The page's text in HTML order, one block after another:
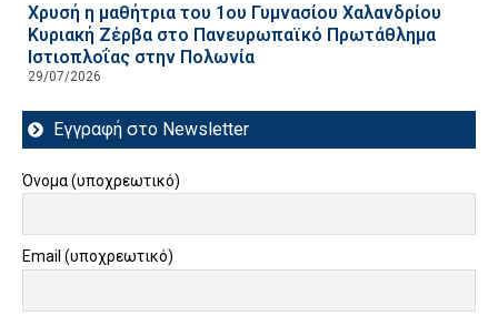
Χρυσή η μαθήτρια του 1ου Γυμνασίου Χαλανδρίου
Κυριακή Ζέρβα στο Πανευρωπαϊκό Πρωτάθλημα
Ιστιοπλοΐας στην Πολωνία
29/07/2026
Εγγραφή στο Newsletter
Όνομα (υποχρεωτικό)
Email (υποχρεωτικό)